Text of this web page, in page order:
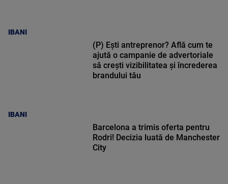
IBANI
IBANI
(P) Ești antreprenor? Află cum te
ajută o campanie de advertoriale
să crești vizibilitatea și încrederea
brandului tău
Barcelona a trimis oferta pentru
Rodri! Decizia luată de Manchester
City